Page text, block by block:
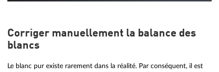
Corriger manuellement la balance des
blancs
Le blanc pur existe rarement dans la réalité. Par conséquent, il est